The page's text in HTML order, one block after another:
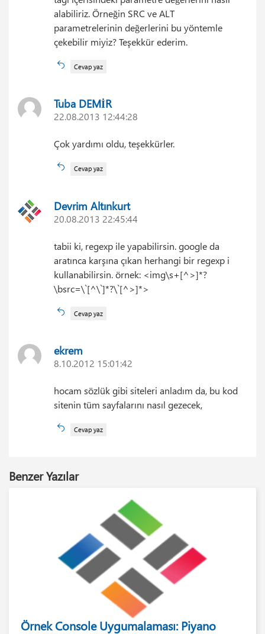
alabiliriz. Örneğin SRC ve ALT
parametrelerinin değerlerini bu yöntemle
çekebilir miyiz? Teşekkür ederim.
Cevap yaz
Tuba DEMİR
22.08.2013 12:44:28
Çok yardımı oldu, teşekkürler.
Cevap yaz
Devrim Altınkurt
20.08.2013 22:45:44
tabii ki, regexp ile yapabilirsin. google da
aratınca karşına çıkan herhangi bir regexp i
kullanabilirsin. örnek: <img\s+[^>]*?
\bsrc=\`[^\`]*?\`[^>]*>
Cevap yaz
ekrem
8.10.2012 15:01:42
hocam sözlük gibi siteleri anladım da, bu kod
sitenin tüm sayfalarını nasıl gezecek,
Cevap yaz
Benzer Yazılar
Örnek Console Uygumalaması: Piyano